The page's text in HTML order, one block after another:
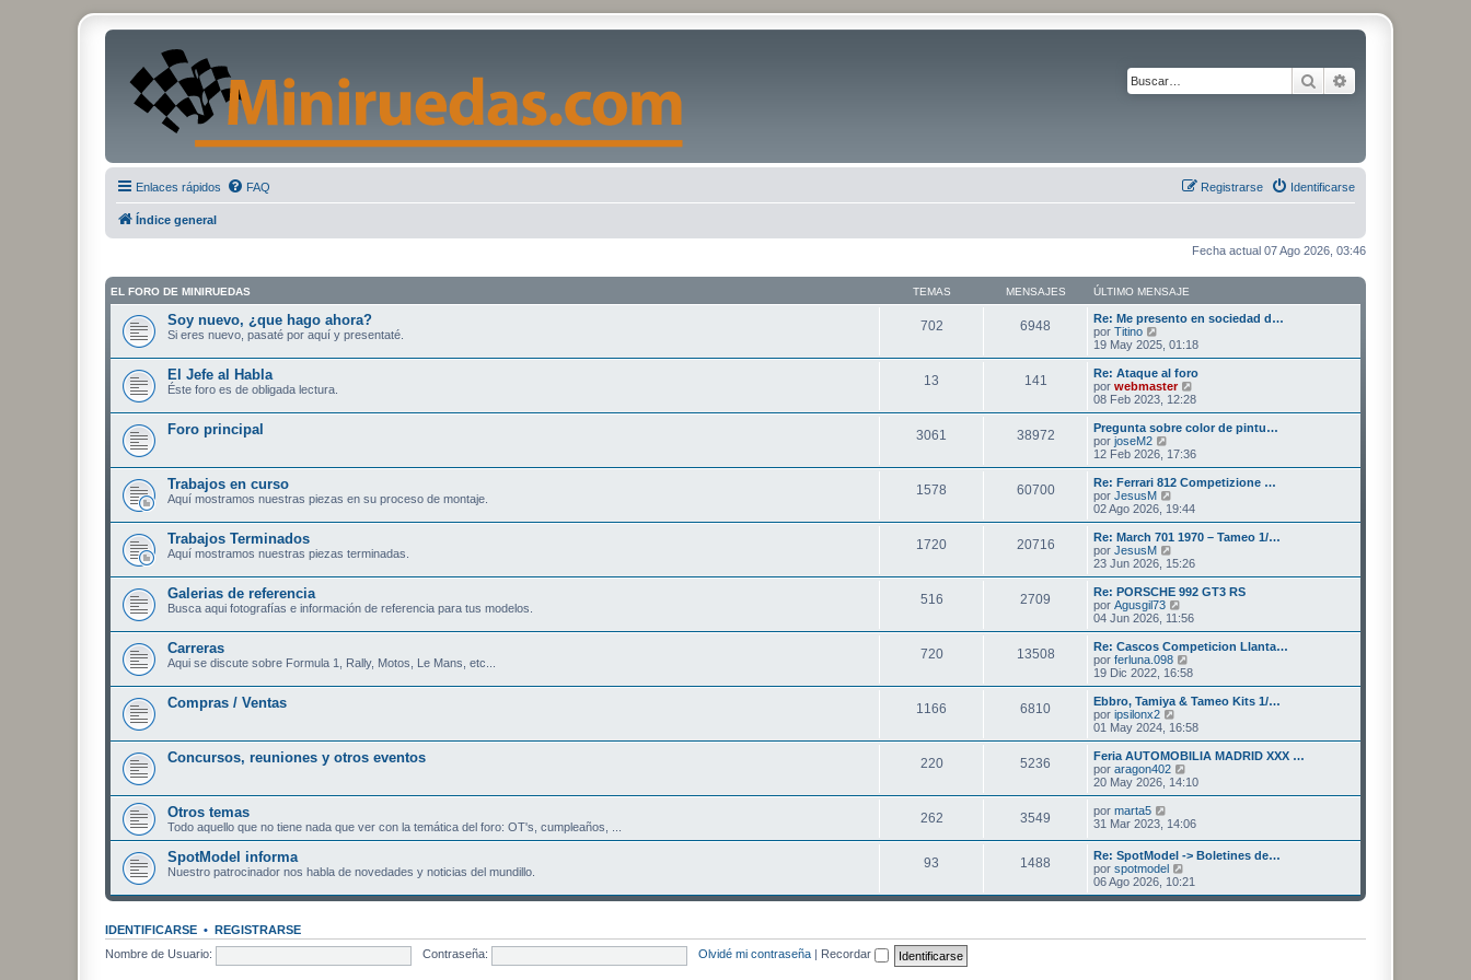
Buscar
Enlaces rápidos FAQ Identificarse
Registrarse
Índice general
Fecha actual 07 Ago 2026, 03:46
EL FORO DE MINIRUEDAS TEMAS MENSAJES ÚLTIMO MENSAJE
Soy nuevo, ¿que hago ahora?
Si eres nuevo, pasaté por aquí y presentaté.
702 6948
Re: Me presento en sociedad d…
por Titino
e
r
ú
l
t
m
o
m
e
s
a
j
e
19 May 2025, 01:18
El Jefe al Habla
Éste foro es de obligada lectura.
13 141
Re: Ataque al foro
por webmaster
e
r
ú
t
o
m
e
s
j
e
08 Feb 2023, 12:28
Foro principal 3061 38972
Pregunta sobre color de pintu…
por joseM2
e
r
ú
l
t
m
o
m
e
s
a
j
e
12 Feb 2026, 17:36
Trabajos en curso
Aquí mostramos nuestras piezas en su proceso de montaje.
1578 60700
Re: Ferrari 812 Competizione …
por JesusM
e
r
ú
t
m
o
m
e
s
a
j
e
02 Ago 2026, 19:44
Trabajos Terminados
Aquí mostramos nuestras piezas terminadas.
1720 20716
Re: March 701 1970 – Tameo 1/…
por JesusM
e
r
ú
l
t
o
m
e
s
a
j
e
23 Jun 2026, 15:26
Galerias de referencia
Busca aqui fotografías e información de referencia para tus modelos.
516 2709
Re: PORSCHE 992 GT3 RS
por Agusgil73
e
r
ú
l
t
m
o
m
e
s
a
j
e
04 Jun 2026, 11:56
Carreras
Aqui se discute sobre Formula 1, Rally, Motos, Le Mans, etc...
720 13508
Re: Cascos Competicion Llanta…
por ferluna.098
e
r
ú
t
m
o
m
e
a
j
e
19 Dic 2022, 16:58
Compras / Ventas 1166 6810
Ebbro, Tamiya & Tameo Kits 1/…
por ipsilonx2
e
r
ú
l
t
o
m
e
n
s
a
j
01 May 2024, 16:58
Concursos, reuniones y otros eventos 220 5236
Feria AUTOMOBILIA MADRID XXX …
por aragon402
e
r
l
m
m
e
a
20 May 2026, 14:10
Otros temas
Todo aquello que no tiene nada que ver con la temática del foro: OT's, cumpleaños, ...
262 3549 por marta5
e
ú
l
t
i
m
e
31 Mar 2023, 14:06
SpotModel informa
Nuestro patrocinador nos habla de novedades y noticias del mundillo.
93 1488
Re: SpotModel -> Boletines de…
por spotmodel
e
r
06 Ago 2026, 10:21
IDENTIFICARSE • REGISTRARSE
Nombre de Usuario:
Contraseña: Olvidé mi contraseña Recordar